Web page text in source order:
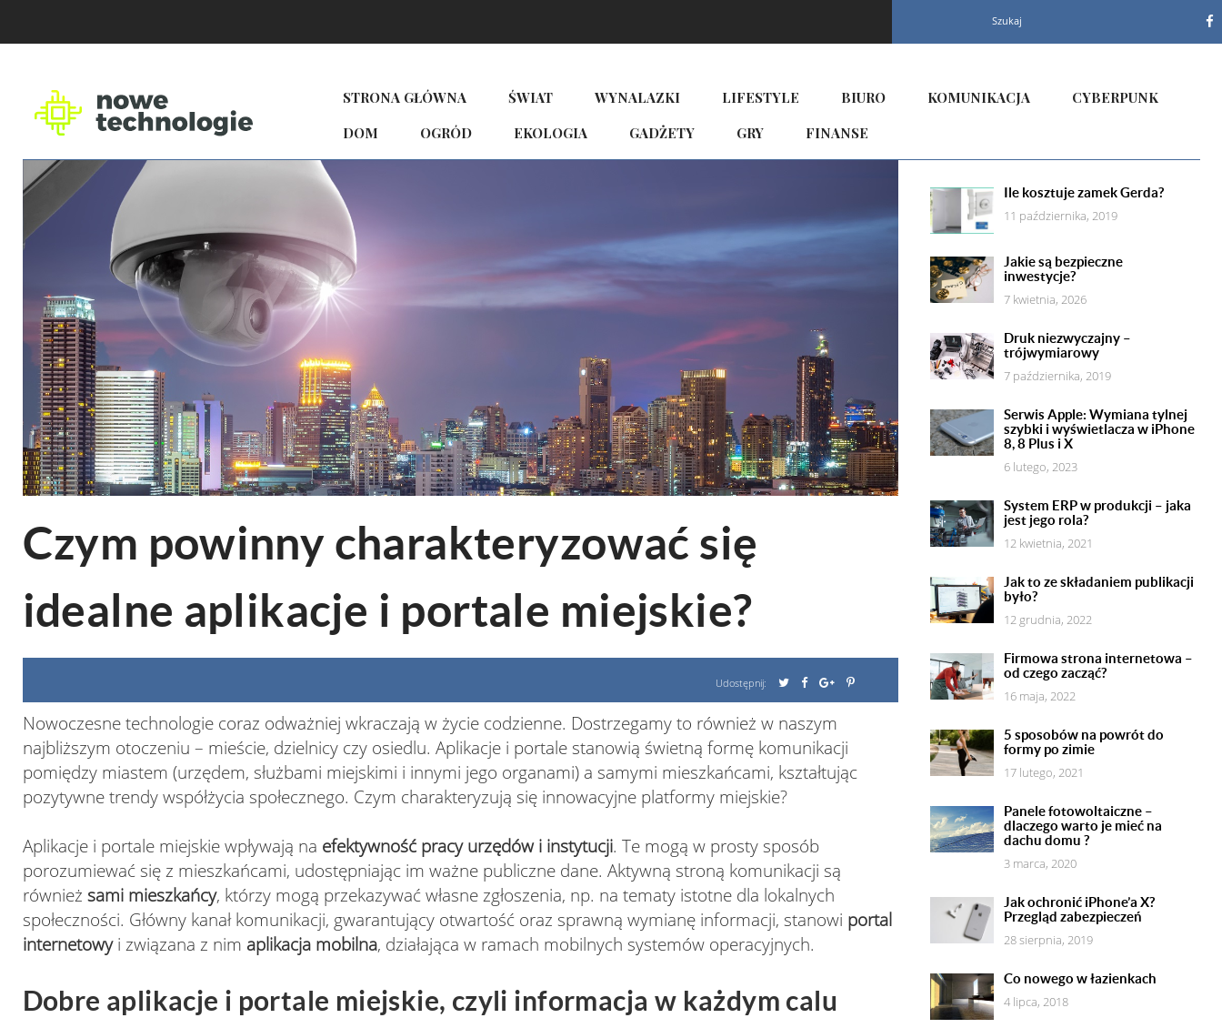
Szukaj
STRONA GŁÓWNA ŚWIAT WYNALAZKI LIFESTYLE BIURO KOMUNIKACJA
CYBERPUNK
DOM
OGRÓD EKOLOGIA GADŻETY GRY FINANSE
Czym powinny charakteryzować się
idealne aplikacje i portale miejskie?
Udostępnij:
Nowoczesne technologie coraz odważniej wkraczają w życie codzienne. Dostrzegamy to również w naszym
najbliższym otoczeniu – mieście, dzielnicy czy osiedlu. Aplikacje i portale stanowią świetną formę komunikacji
pomiędzy miastem (urzędem, służbami miejskimi i innymi jego organami) a samymi mieszkańcami, kształtując
pozytywne trendy współżycia społecznego. Czym charakteryzują się innowacyjne platformy miejskie?
Aplikacje i portale miejskie wpływają na efektywność pracy urzędów i instytucji. Te mogą w prosty sposób
porozumiewać się z mieszkańcami, udostępniając im ważne publiczne dane. Aktywną stroną komunikacji są
również sami mieszkańcy, którzy mogą przekazywać własne zgłoszenia, np. na tematy istotne dla lokalnych
społeczności. Główny kanał komunikacji, gwarantujący otwartość oraz sprawną wymianę informacji, stanowi portal
internetowyi związana z nim aplikacja mobilna, działająca w ramach mobilnych systemów operacyjnych.
Dobre aplikacje i portale miejskie, czyli informacja w każdym calu
Ile kosztuje zamek Gerda?
11 października, 2019
Jakie są bezpieczne
inwestycje?
7 kwietnia, 2026
Druk niezwyczajny –
trójwymiarowy
7 października, 2019
Serwis Apple: Wymiana tylnej
szybki i wyświetlacza w iPhone
8, 8 Plus i X
6 lutego, 2023
System ERP w produkcji – jaka
jest jego rola?
12 kwietnia, 2021
Jak to ze składaniem publikacji
było?
12 grudnia, 2022
Firmowa strona internetowa –
od czego zacząć?
16 maja, 2022
5 sposobów na powrót do
formy po zimie
17 lutego, 2021
Panele fotowoltaiczne –
dlaczego warto je mieć na
dachu domu ?
3 marca, 2020
Jak ochronić iPhone’a X?
Przegląd zabezpieczeń
28 sierpnia, 2019
Co nowego w łazienkach
4 lipca, 2018